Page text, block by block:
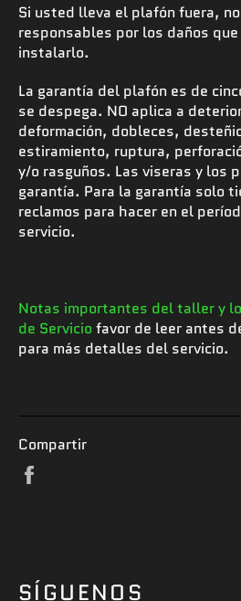
Si usted lleva el plafón fuera,
responsables por los daños
instalarlo.
La garantía del plafón es de
se despega. NO aplica a
deformación, dobleces,
estiramiento, ruptura,
y/o rasguños. Las viseras y los
garantía. Para la garantía solo
reclamos para hacer en el
servicio.
Notas importantes del taller y
de Servicio favor de leer antes
para más detalles del servicio.
Compartir
SÍGUENOS